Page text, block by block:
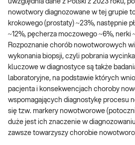
uwzględnia dane z Polski z 2023 roku,
nowotwory diagnozowane w tej grupie
krokowego (prostaty) ~23%, następnie
~12%, pęcherza moczowego ~6%, nerki
Rozpoznanie chorób nowotworowych
wykonania biopsji, czyli pobrania
kluczowe w diagnostyce są także
laboratoryjne, na podstawie których
pacjenta i konsekwencjach choroby
wspomagających diagnostykę procesu
się tzw. markery nowotworowe
duże jest ich znaczenie w
zawsze towarzyszy chorobie